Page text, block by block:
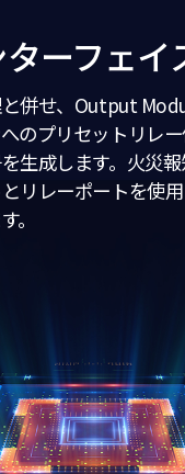
ーフェイ
併せ、Output
のプリセットリレ
生成します。火災
リレーポートを使
。